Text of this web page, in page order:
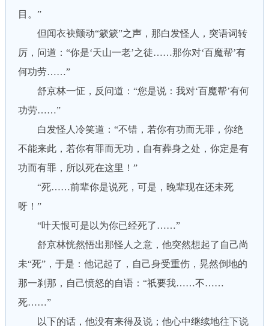
目。”
但闻衣袂颤动“簌簌”之声，那白发怪人，突语词转
厉，问道：“你是‘天山一老’之徒……那你对‘百魔帮’有
何功劳……”
舒京林一怔，反问道：“您是说：我对‘百魔帮’有何
功劳……”
白发怪人冷笑道：“不错，若你有功而无罪，你绝
不能来此，若你有罪而无功，自有葬身之处，你定是有
功而有罪，所以死在这里！”
“死……前辈你是说死，可是，晚辈现在还未死
呀！”
“叶天恨可是以为你已经死了……”
舒京林恍然悟出那怪人之意，他突然想起了自己尚
未“死”，于是：他记起了，自己身受重伤，晃然倒地的
那一刹那，自己愤怒的自语：“祇要我……不……
死……”
以下的话，他没有来得及说；他心中继续地往下说